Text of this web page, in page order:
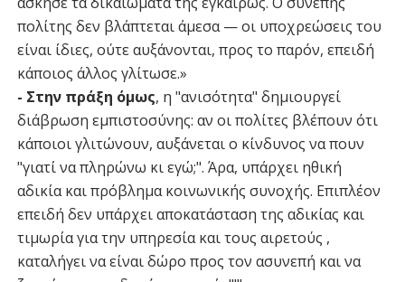
πολίτης δεν βλάπτεται άμεσα — οι υποχρεώσεις του
είναι ίδιες, ούτε αυξάνονται, προς το παρόν, επειδή
κάποιος άλλος γλίτωσε.»
- Στην πράξη όμως, η "ανισότητα" δημιουργεί
διάβρωση εμπιστοσύνης: αν οι πολίτες βλέπουν ότι
κάποιοι γλιτώνουν, αυξάνεται ο κίνδυνος να πουν
"γιατί να πληρώνω κι εγώ;". Άρα, υπάρχει ηθική
αδικία και πρόβλημα κοινωνικής συνοχής. Επιπλέον
επειδή δεν υπάρχει αποκατάσταση της αδικίας και
τιμωρία για την υπηρεσία και τους αιρετούς ,
καταλήγει να είναι δώρο προς τον ασυνεπή και να